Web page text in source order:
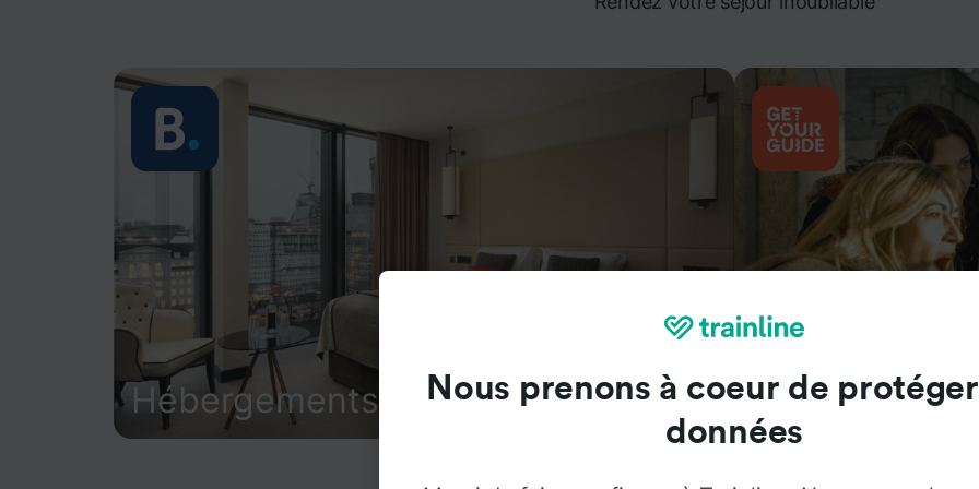
Hébergements Attractions
Nous prenons à coeur de
données